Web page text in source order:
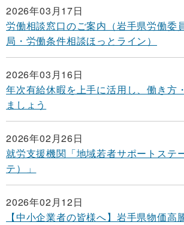
2026年03月17日
労働相談窓口のご案内（岩手県労働委
局・労働条件相談ほっとライン）
2026年03月16日
年次有給休暇を上手に活用し、働き方
ましょう
2026年02月26日
就労支援機関「地域若者サポートステ
テ）」
2026年02月12日
【中小企業者の皆様へ】岩手県物価高